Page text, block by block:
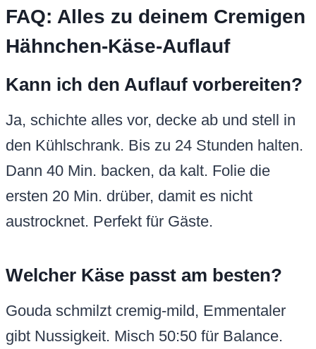
FAQ: Alles zu deinem Cremigen
Hähnchen-Käse-Auflauf
Kann ich den Auflauf vorbereiten?
Ja, schichte alles vor, decke ab und stell in
den Kühlschrank. Bis zu 24 Stunden halten.
Dann 40 Min. backen, da kalt. Folie die
ersten 20 Min. drüber, damit es nicht
austrocknet. Perfekt für Gäste.
Welcher Käse passt am besten?
Gouda schmilzt cremig-mild, Emmentaler
gibt Nussigkeit. Misch 50:50 für Balance.